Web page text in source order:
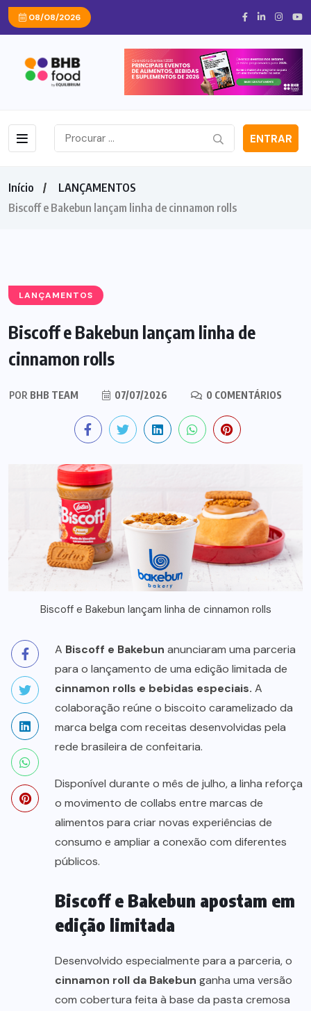
08/08/2026
ENTRAR
Início
LANÇAMENTOS
Biscoff e Bakebun lançam linha de cinnamon rolls
LANÇAMENTOS
Biscoff e Bakebun lançam linha de
cinnamon rolls
POR BHB TEAM 07/07/2026 0 COMENTÁRIOS
Biscoff e Bakebun lançam linha de cinnamon rolls
A Biscoff e Bakebun anunciaram uma parceria
para o lançamento de uma edição limitada de
cinnamon rolls e bebidas especiais. A
colaboração reúne o biscoito caramelizado da
marca belga com receitas desenvolvidas pela
rede brasileira de confeitaria.
Disponível durante o mês de julho, a linha reforça
o movimento de collabs entre marcas de
alimentos para criar novas experiências de
consumo e ampliar a conexão com diferentes
públicos.
Biscoff e Bakebun apostam em
edição limitada
Desenvolvido especialmente para a parceria, o
cinnamon roll da Bakebun ganha uma versão
com cobertura feita à base da pasta cremosa